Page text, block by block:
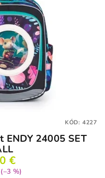
ENDY 24005 SET
€
(–3 %)
KÓD: 4227